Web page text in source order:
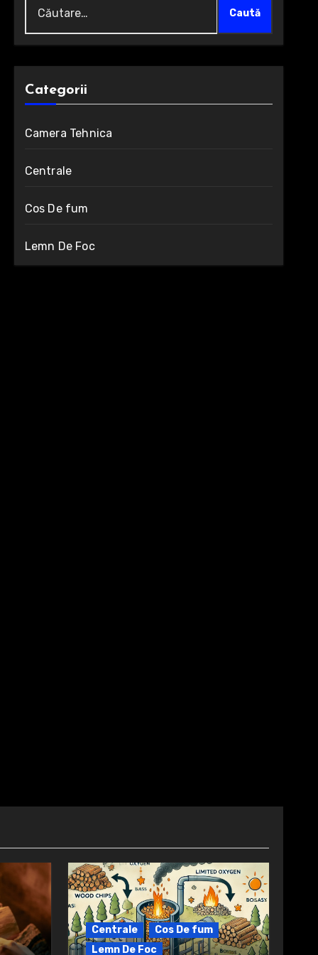
după:
Categorii
Camera Tehnica
Centrale
Cos De fum
Lemn De Foc
Centrale
Cos De fum
Lemn De Foc